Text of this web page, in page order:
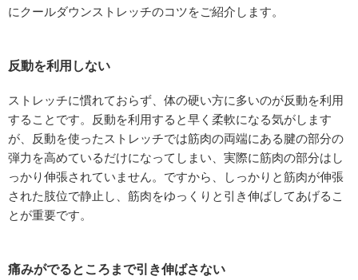
にクールダウンストレッチのコツをご紹介します。
反動を利用しない
ストレッチに慣れておらず、体の硬い方に多いのが反動を利用
することです。反動を利用すると早く柔軟になる気がします
が、反動を使ったストレッチでは筋肉の両端にある腱の部分の
弾力を高めているだけになってしまい、実際に筋肉の部分はし
っかり伸張されていません。ですから、しっかりと筋肉が伸張
された肢位で静止し、筋肉をゆっくりと引き伸ばしてあげるこ
とが重要です。
痛みがでるところまで引き伸ばさない